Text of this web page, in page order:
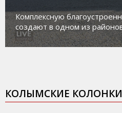
территорию
Магадана
КОЛЫМСКИЕ КОЛОНКИ